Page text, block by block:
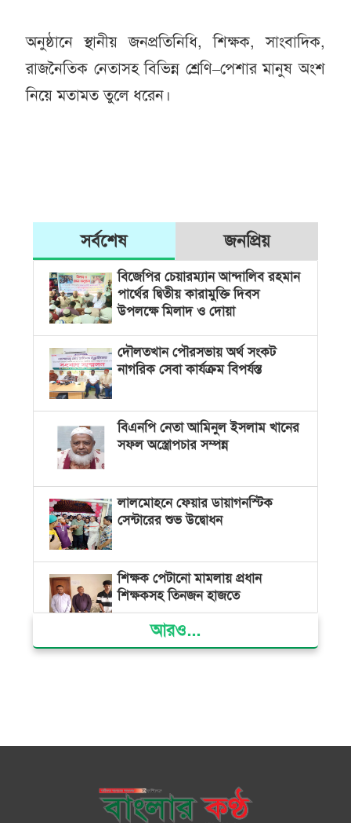
অনুষ্ঠানে স্থানীয় জনপ্রতিনিধি, শিক্ষক, সাংবাদিক,
রাজনৈতিক নেতাসহ বিভিন্ন শ্রেণি–পেশার মানুষ অংশ
নিয়ে মতামত তুলে ধরেন।
সর্বশেষ জনপ্রিয়
বিজেপির চেয়ারম্যান আন্দালিব রহমান
পার্থের দ্বিতীয় কারামুক্তি দিবস
উপলক্ষে মিলাদ ও দোয়া
দৌলতখান পৌরসভায় অর্থ সংকট
নাগরিক সেবা কার্যক্রম বিপর্যস্ত
বিএনপি নেতা আমিনুল ইসলাম খানের
সফল অস্ত্রোপচার সম্পন্ন
লালমোহনে ফেয়ার ডায়াগনস্টিক
সেন্টারের শুভ উদ্বোধন
শিক্ষক পেটানো মামলায় প্রধান
শিক্ষকসহ তিনজন হাজতে
ভোলায় মিথ্যা অপবাদের বিচার
দ্রব্যমূল্য বৃদ্ধির প্রতিবাদে ভোলায় ১১
ভারত জুলাই শহীদদের অসম্মান
আরও...